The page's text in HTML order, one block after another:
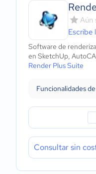
Aún
Escribe
Software de
en SketchUp,
Render Plus Suite
Funcionalidades
Consultar sin